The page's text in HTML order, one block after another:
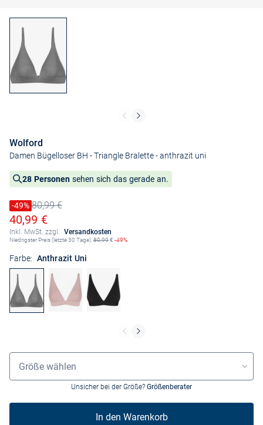
Wolford
Damen Bügelloser BH - Triangle Bralette- anthrazit uni
28 Personen sehen sich das gerade an.
Preis reduziert um
-49%
Alter Preis80,99 €
Ermäßigter Preis
40,99 €
Inkl. MwSt. zzgl. Versandkosten
Niedrigster Preis (letzte 30 Tage):80,99€ -49%
Farbe: Anthrazit Uni
Grössenauswahl
Größe wählen
Unsicher bei der Größe? Größenberater
In den Warenkorb